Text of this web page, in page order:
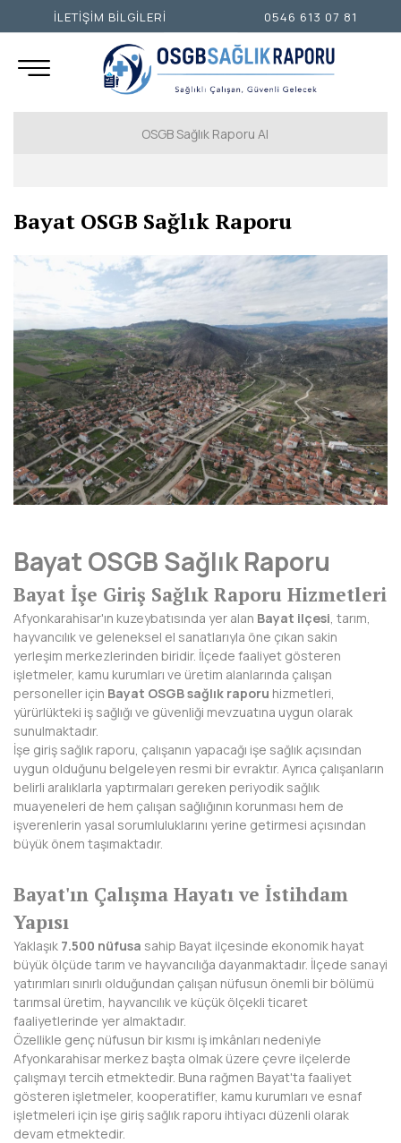
OSGB Sağlık Raporu Al
İSTANBUL ANADOLU YAKASI
ANKARA
ADANA
ADIYAMAN
AFYONKARAHİSAR
AĞRI
AKSARAY
ANTALYA
ARDAHAN
ARTVİN
AYDIN
BALIKESİR
BARTIN
BATMAN
BAYBURT
BİNGÖL
BİTLİS
BOLU
BURDUR
BURSA
ÇANAKKALE
ÇANKIRI
Bayat OSGB Sağlık Raporu
Bayat OSGB Sağlık Raporu
Bayat İşe Giriş Sağlık Raporu Hizmetleri
Afyonkarahisar'ın kuzeybatısında yer alan Bayat ilçesi , tarım,
hayvancılık ve geleneksel el sanatlarıyla öne çıkan sakin
yerleşim merkezlerinden biridir. İlçede faaliyet gösteren
işletmeler, kamu kurumları ve üretim alanlarında çalışan
personeller için Bayat OSGB sağlık raporu hizmetleri,
yürürlükteki iş sağlığı ve güvenliği mevzuatına uygun olarak
sunulmaktadır.
İşe giriş sağlık raporu, çalışanın yapacağı işe sağlık açısından
uygun olduğunu belgeleyen resmi bir evraktır. Ayrıca çalışanların
belirli aralıklarla yaptırmaları gereken periyodik sağlık
muayeneleri de hem çalışan sağlığının korunması hem de
işverenlerin yasal sorumluluklarını yerine getirmesi açısından
büyük önem taşımaktadır.
Bayat'ın Çalışma Hayatı ve İstihdam
Yapısı
Yaklaşık 7.500 nüfusa sahip Bayat ilçesinde ekonomik hayat
büyük ölçüde tarım ve hayvancılığa dayanmaktadır. İlçede sanayi
yatırımları sınırlı olduğundan çalışan nüfusun önemli bir bölümü
tarımsal üretim, hayvancılık ve küçük ölçekli ticaret
faaliyetlerinde yer almaktadır.
Özellikle genç nüfusun bir kısmı iş imkânları nedeniyle
Afyonkarahisar merkez başta olmak üzere çevre ilçelerde
çalışmayı tercih etmektedir. Buna rağmen Bayat'ta faaliyet
gösteren işletmeler, kooperatifler, kamu kurumları ve esnaf
işletmeleri için işe giriş sağlık raporu ihtiyacı düzenli olarak
devam etmektedir.
İLETİŞİM BİLGİLERİ 0546 613 07 81